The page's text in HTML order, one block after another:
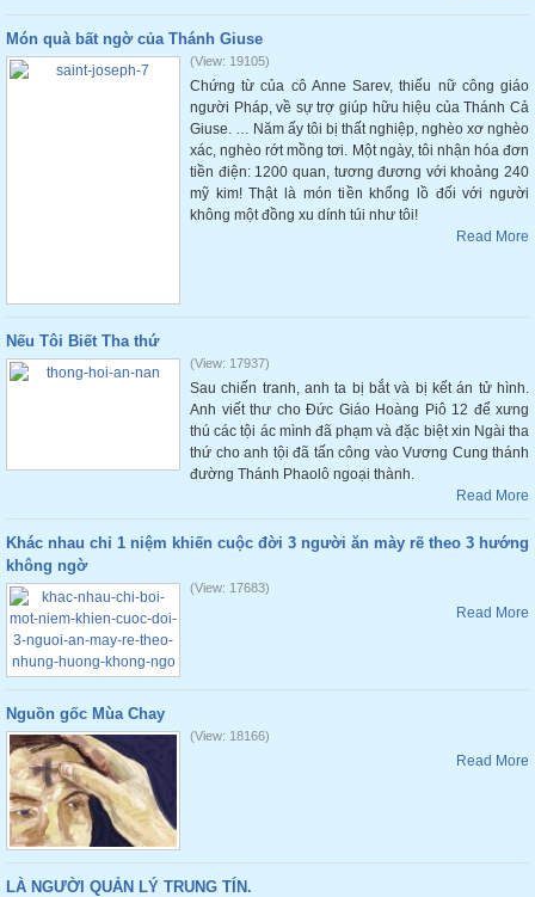
Món quà bất ngờ của Thánh Giuse
(View: 19105)
Chứng từ của cô Anne Sarev, thiếu nữ công giáo
người Pháp, về sự trợ giúp hữu hiệu của Thánh Cả
Giuse. … Năm ấy tôi bị thất nghiệp, nghèo xơ nghèo
xác, nghèo rớt mồng tơi. Một ngày, tôi nhận hóa đơn
tiền điện: 1200 quan, tương đương với khoảng 240
mỹ kim! Thật là món tiền khổng lồ đối với người
không một đồng xu dính túi như tôi!
Read More
Nếu Tôi Biết Tha thứ
(View: 17937)
Sau chiến tranh, anh ta bị bắt và bị kết án tử hình.
Anh viết thư cho Đức Giáo Hoàng Piô 12 để xưng
thú các tội ác mình đã phạm và đặc biệt xin Ngài tha
thứ cho anh tội đã tấn công vào Vương Cung thánh
đường Thánh Phaolô ngoại thành.
Read More
Khác nhau chỉ 1 niệm khiến cuộc đời 3 người ăn mày rẽ theo 3 hướng
không ngờ
(View: 17683)
Read More
Nguồn gốc Mùa Chay
(View: 18166)
Read More
LÀ NGƯỜI QUẢN LÝ TRUNG TÍN.